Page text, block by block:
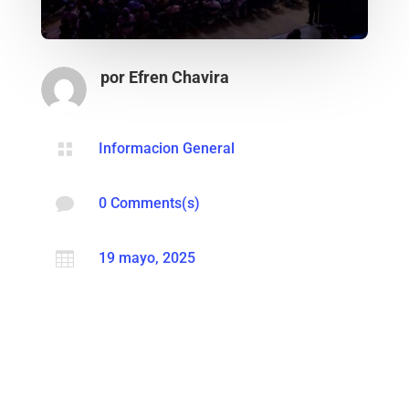
por Efren Chavira
 Informacion General
 0 Comments(s)
 19 mayo, 2025